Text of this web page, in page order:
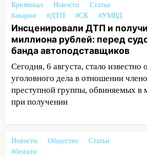
12:20
В Чердаклинском
столкнулись «Лада» и
пострадал 14-летний
12:00 Где есть бензин в
августа: список АЗС
11:50
Заснул рядом с
случайно задушил его:
приговор
полностью уничтожил
сарай
Криминал Новости
Статьи
#аварии
#ДТП #СК #УМВД
Инсценировали ДТП и
миллиона рублей: перед
банда автоподставщиков
Сегодня, 6 августа, стало известно
уголовного дела в отношении
преступной группы, обвиняемых в
при получении
Новости Общество
Статьи
#бензин